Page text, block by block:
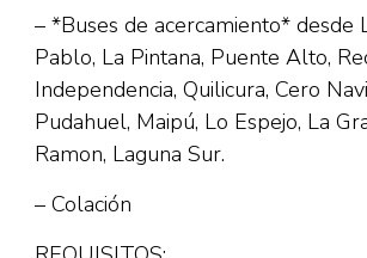
– *Buses de acercamiento* desde
Pablo, La Pintana, Puente Alto,
Independencia, Quilicura, Cero
Pudahuel, Maipú, Lo Espejo, La
Ramon, Laguna Sur.
– Colación